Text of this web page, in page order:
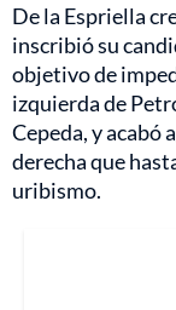
De la Espriella
inscribió su
objetivo de
izquierda de
Cepeda, y acabó
derecha que
uribismo.